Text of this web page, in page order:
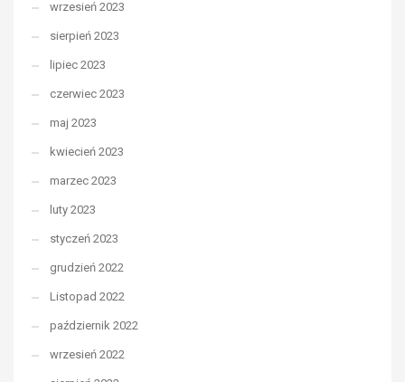
wrzesień 2023
sierpień 2023
lipiec 2023
czerwiec 2023
maj 2023
kwiecień 2023
marzec 2023
luty 2023
styczeń 2023
grudzień 2022
Listopad 2022
październik 2022
wrzesień 2022